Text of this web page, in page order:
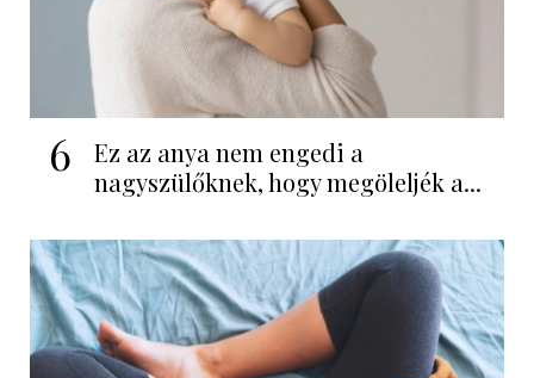
6
Ez az anya nem engedi a
nagyszülőknek, hogy megöleljék a...